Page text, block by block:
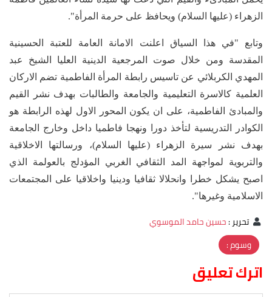
الزهراء (عليها السلام) ويحافظ على حرمة المرأة".
وتابع "في هذا السياق اعلنت الامانة العامة للعتبة الحسينية
المقدسة ومن خلال صوت المرجعية الدينية العليا الشيخ عبد
المهدي الكربلائي عن تاسيس رابطة المرأة الفاطمية تضم الاركان
العلمية كالاسرة التعليمية والجامعة والطالبات بهدف نشر القيم
والمبادئ الفاطمية، على ان يكون المحور الاول لهذه الرابطة هو
الكوادر التدريسية لتأخذ دورا ونهجا فاطميا داخل وخارج الجامعة
بهدف نشر سيرة الزهراء (عليها السلام)، ورسالتها الاخلاقية
والتربوية لمواجهة المد الثقافي الغربي المؤدلج بالعولمة الذي
اصبح يشكل خطرا وانحلالا ثقافيا ودينيا واخلاقيا على المجتمعات
الاسلامية وغيرها".
تحرير:حسين حامد الموسوي
وسوم :
اترك تعليق